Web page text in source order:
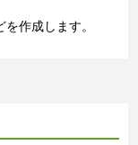
作成します。